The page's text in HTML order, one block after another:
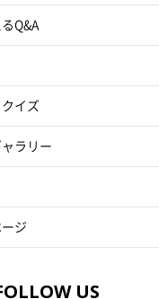
Q&A
イズ
ラリー
ジ
US